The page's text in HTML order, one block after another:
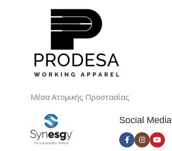
Cordura
60% Cotton-40% Polyester
96% Elastane-4% Polyester
80% βαμβάκι-20% πολυέστερ
97% βαμβάκι-3% Ελασθάνη
54% Cotton-46% Polyester
70% polyester - 30% ελασθάνη
Μέσα Ατομικής Προστασίας
Social Media